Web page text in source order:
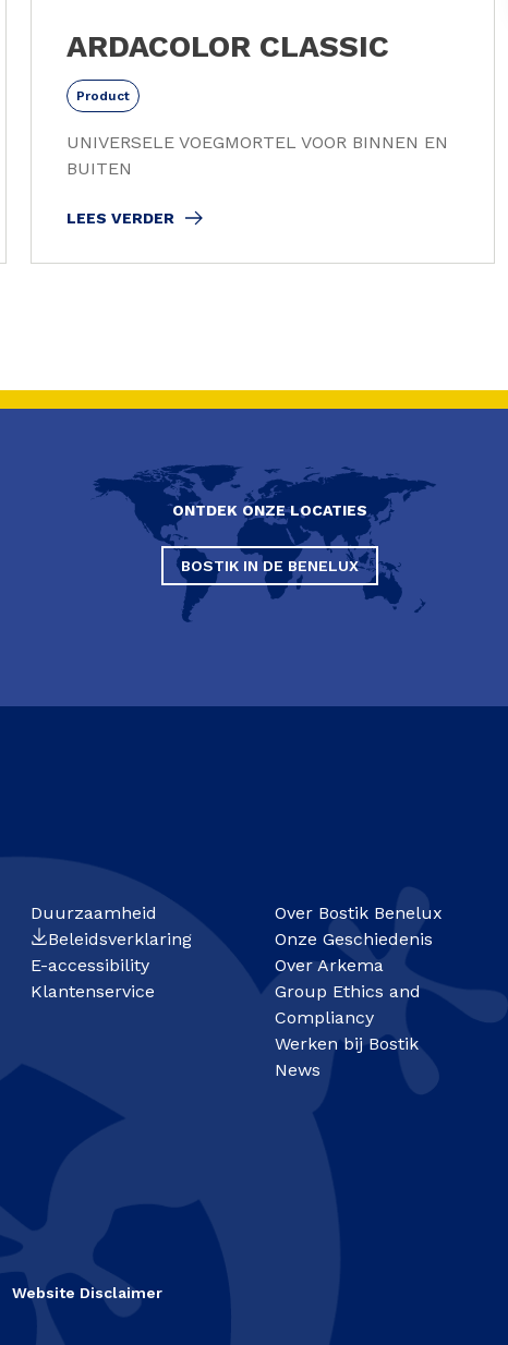
ARDACOLOR CLASSIC
Product
UNIVERSELE VOEGMORTEL VOOR BINNEN EN
BUITEN
LEES VERDER
ONTDEK ONZE LOCATIES
BOSTIK IN DE BENELUX
Duurzaamheid
Beleidsverklaring
E-accessibility
Klantenservice
Over Bostik Benelux
Onze Geschiedenis
Over Arkema
Group Ethics and
Compliancy
Werken bij Bostik
News
Website Disclaimer